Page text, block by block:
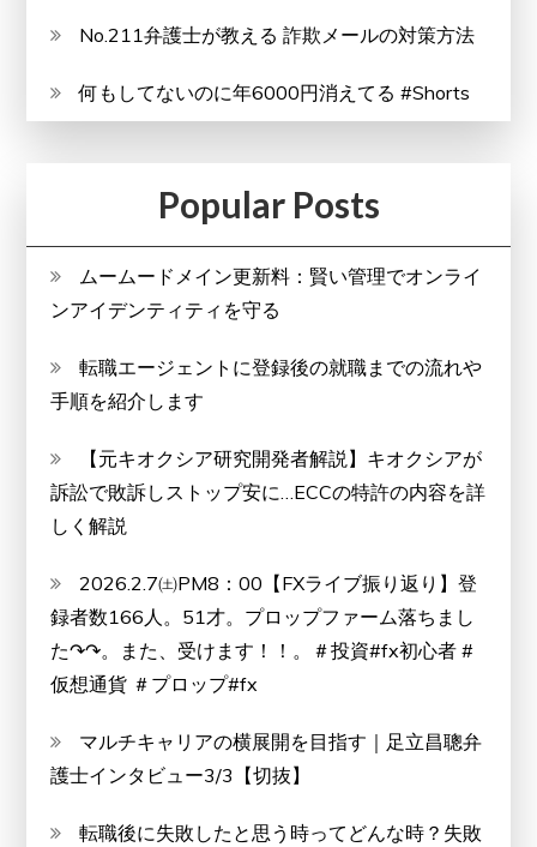
給
No.211弁護士が教える 詐欺メールの対策方法
何もしてないのに年6000円消えてる #Shorts
Popular Posts
ムームードメイン更新料：賢い管理でオンライ
ンアイデンティティを守る
転職エージェントに登録後の就職までの流れや
手順を紹介します
【元キオクシア研究開発者解説】キオクシアが
訴訟で敗訴しストップ安に…ECCの特許の内容を詳
しく解説
2026.2.7㈯PM8：00【FXライブ振り返り】登
録者数166人。51才。プロップファーム落ちまし
た↷↷。また、受けます！！。＃投資#fx初心者 #
仮想通貨 ＃プロップ#fx
マルチキャリアの横展開を目指す｜足立昌聰弁
護士インタビュー3/3【切抜】
転職後に失敗したと思う時ってどんな時？失敗